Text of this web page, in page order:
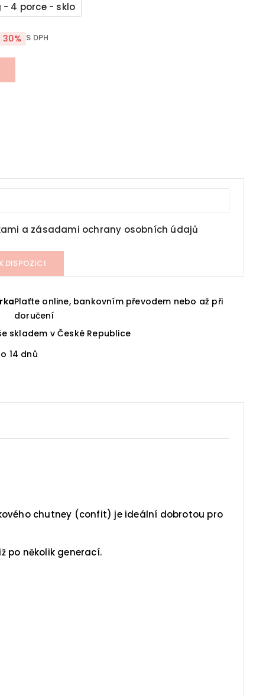
- 4 porce - sklo
30% S DPH
a zásadami ochrany osobních údajů
DISPOZICI
Plaťte online, bankovním převodem nebo až při
doručení
skladem v České Republice
14 dnů
chutney (confit) je ideální dobrotou pro
po několik generací.